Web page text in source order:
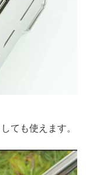
ても使えます。